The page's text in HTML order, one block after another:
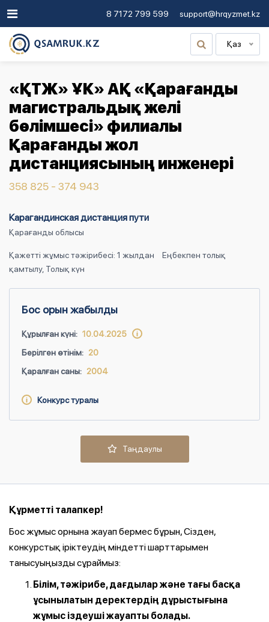
8 7172 799 599 support@hrqyzmet.kz
Қаз
«ҚТЖ» ҰК» АҚ «Қарағанды
магистральдық желі
бөлімшесі» филиалы
Қарағанды жол
дистанциясының инженері
358 825 - 374 943
Карагандинская дистанция пути
Қарағанды облысы
Қажетті жұмыс тәжірибесі: 1 жылдан
Еңбекпен толық
қамтылу, Толық күн
Бос орын жабылды
Құрылған күні: 10.04.2025
Берілген өтінім: 20
Қаралған саны: 2004
Конкурс туралы
Таңдаулы
Құрметті талапкер!
Бос жұмыс орнына жауап бермес бұрын, Сізден,
конкурстық іріктеудің міндетті шарттарымен
танысуыңызды сұраймыз:
Білім, тәжірибе, дағдылар және тағы басқа
ұсынылатын деректердің дұрыстығына
жұмыс іздеуші жауапты болады.